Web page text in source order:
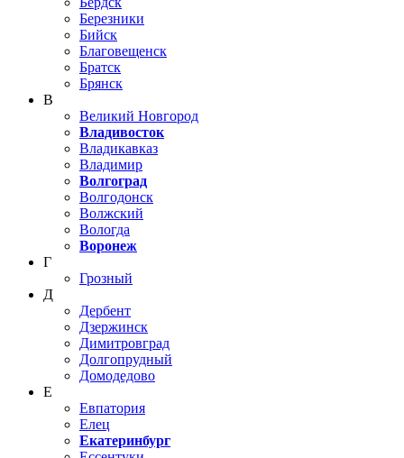
Березники
Бийск
Благовещенск
Братск
Брянск
В
Великий Новгород
Владивосток
Владикавказ
Владимир
Волгоград
Волгодонск
Волжский
Вологда
Воронеж
Г
Грозный
Д
Дербент
Дзержинск
Димитровград
Долгопрудный
Домодедово
Е
Евпатория
Елец
Екатеринбург